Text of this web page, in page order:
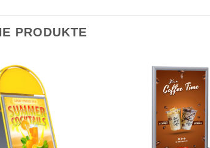
PRODUKTE